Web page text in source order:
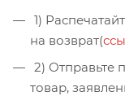
1)
на возврат(
2) Отправьте
товар,